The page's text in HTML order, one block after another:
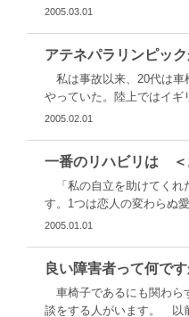
2005.03.01
私は事故以来、20代は車
やっていた。陸上ではイギ
2005.02.01
一番のリハビリは ＜
「私の自立を助けてくれ
す。1つは恋人の変わらぬ
2005.01.01
良い障害者って何です
車椅子であるにも関わら
談をする人がいます。 以